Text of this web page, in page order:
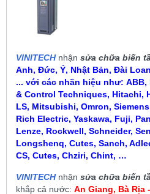
VINITECHnhận sửa chữa biến
Anh, Đức, Ý, Nhật Bản, Đài
... với các nhãn hiệu như: ABB,
& Control Techniques, Hitachi,
LS, Mitsubishi, Omron,
Rich Electric, Yaskawa, Fuji,
Lenze, Rockwell, Schneider,
Longshenq, Cutes, Sanch,
CS, Cutes, Chziri, Chint, …
VINITECHnhận sửa chữa biến
khắp cả nước: An Giang, Bà Rịa